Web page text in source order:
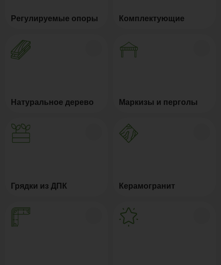
Регулируемые опоры Комплектующие
Натуральное дерево Маркизы и перголы
Грядки из ДПК Керамогранит